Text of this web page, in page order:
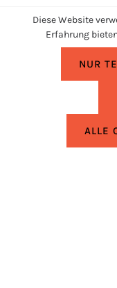
RECHTLICHES
Diese Website
Erfahrung
NUR
ALLE